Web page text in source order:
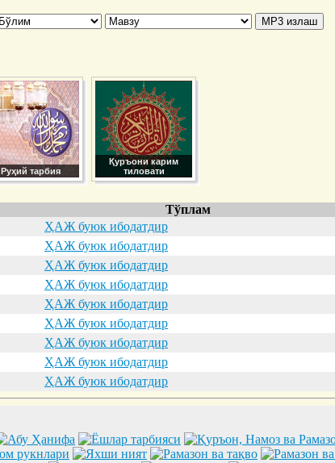
Руҳий тарбия
Қуръони карим
тиловати
Тўплам
ҲАЖ буюк ибодатдир
ҲАЖ буюк ибодатдир
ҲАЖ буюк ибодатдир
ҲАЖ буюк ибодатдир
ҲАЖ буюк ибодатдир
ҲАЖ буюк ибодатдир
ҲАЖ буюк ибодатдир
ҲАЖ буюк ибодатдир
ҲАЖ буюк ибодатдир